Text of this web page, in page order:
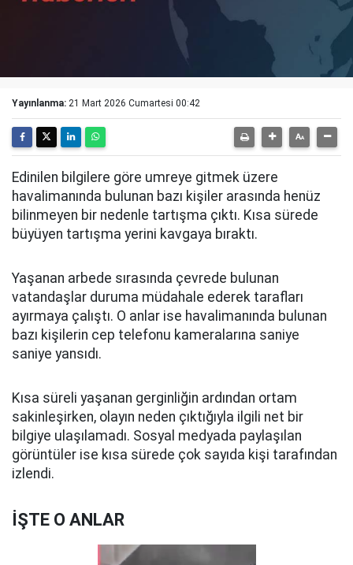
Yayınlanma: 21 Mart 2026 Cumartesi 00:42
Edinilen bilgilere göre umreye gitmek üzere
havalimanında bulunan bazı kişiler arasında henüz
bilinmeyen bir nedenle tartışma çıktı. Kısa sürede
büyüyen tartışma yerini kavgaya bıraktı.
Yaşanan arbede sırasında çevrede bulunan
vatandaşlar duruma müdahale ederek tarafları
ayırmaya çalıştı. O anlar ise havalimanında bulunan
bazı kişilerin cep telefonu kameralarına saniye
saniye yansıdı.
Kısa süreli yaşanan gerginliğin ardından ortam
sakinleşirken, olayın neden çıktığıyla ilgili net bir
bilgiye ulaşılamadı. Sosyal medyada paylaşılan
görüntüler ise kısa sürede çok sayıda kişi tarafından
izlendi.
İŞTE O ANLAR